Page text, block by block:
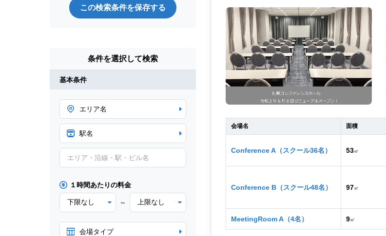
この検索条件を保存する
条件を選択して検索
基本条件
エリア名
駅名
１時間あたりの料金
～
会場タイプ
会場名 面積
Conference A（スクール36名） 53㎡
Conference B（スクール48名） 97㎡
MeetingRoom A（4名） 9㎡